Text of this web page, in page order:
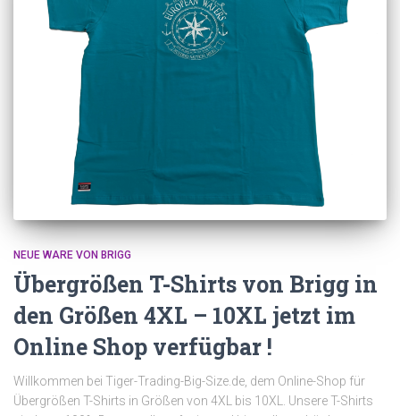
NEUE WARE VON BRIGG
Übergrößen T-Shirts von Brigg in
den Größen 4XL – 10XL jetzt im
Online Shop verfügbar !
Willkommen bei Tiger-Trading-Big-Size.de, dem Online-Shop für
Übergrößen T-Shirts in Größen von 4XL bis 10XL. Unsere T-Shirts